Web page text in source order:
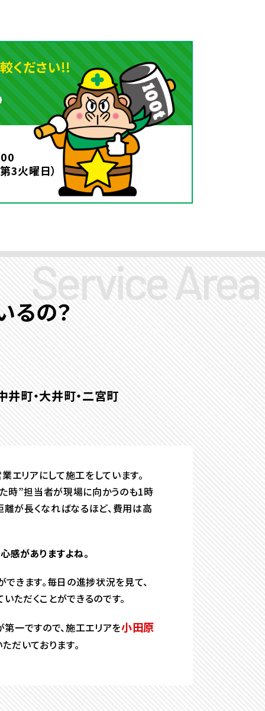
ください!!
3火曜日）
るの？
井町・大井町・二宮町
リアにして施工をしています。
時”担当者が現場に向かうのも1時
が長くなればなるほど、費用は高
感がありますよね。
きます。毎日の進捗状況を見て、
ただくことができるのです。
一ですので、施工エリアを小田原
だいております。